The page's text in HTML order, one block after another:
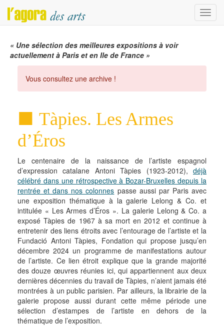
Menu
« Une sélection des meilleures expositions à voir
actuellement à Paris et en Ile de France »
Vous consultez une archive !
Tàpies. Les Armes
d’Éros
Le centenaire de la naissance de l’artiste espagnol
d’expression catalane Antoni Tàpies (1923-2012), déjà
célébré dans une rétrospective à Bozar-Bruxelles depuis la
rentrée et dans nos colonnes passe aussi par Paris avec
une exposition thématique à la galerie Lelong & Co. et
intitulée « Les Armes d’Éros ». La galerie Lelong & Co. a
exposé Tàpies de 1967 à sa mort en 2012 et continue à
entretenir des liens étroits avec l’entourage de l’artiste et la
Fundació Antoni Tàpies, Fondation qui propose jusqu’en
décembre 2024 un programme de manifestations autour
de l’artiste. Ce lien étroit explique que la grande majorité
des douze œuvres réunies ici, qui appartiennent aux deux
dernières décennies du travail de Tàpies, n’aient jamais été
montrées à un public parisien. Par ailleurs, la librairie de la
galerie propose aussi durant cette même période une
sélection d’estampes de l’artiste en dehors de la
thématique de l’exposition.